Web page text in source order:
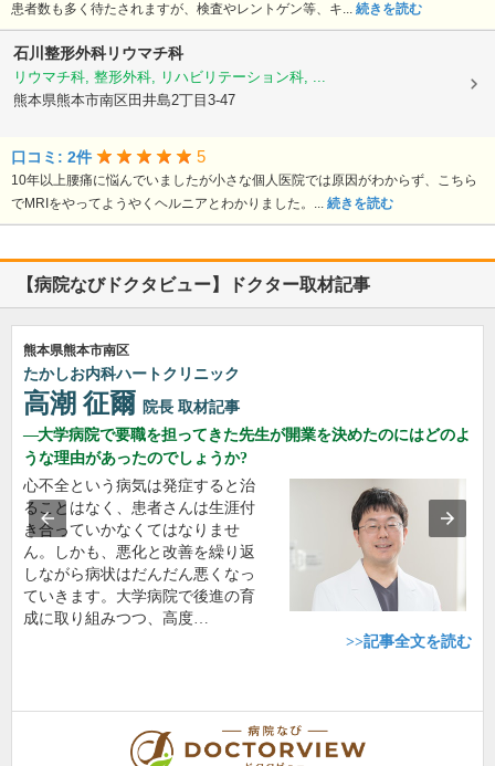
患者数も多く待たされますが、検査やレントゲン等、キ... 続きを読む
石川整形外科リウマチ科
リウマチ科, 整形外科, リハビリテーション科, ...
熊本県熊本市南区田井島2丁目3-47
口コミ: 2件 5
10年以上腰痛に悩んでいましたが小さな個人医院では原因がわからず、こちら
でMRIをやってようやくヘルニアとわかりました。... 続きを読む
【病院なびドクタビュー】ドクター取材記事
熊本県熊本市南区
たかしお内科ハートクリニック
高潮 征爾 院長 取材記事
大学病院で要職を担ってきた先生が開業を決めたのにはどのよ
うな理由があったのでしょうか?
心不全という病気は発症すると治
ることはなく、患者さんは生涯付
き合っていかなくてはなりませ
ん。しかも、悪化と改善を繰り返
しながら病状はだんだん悪くなっ
ていきます。大学病院で後進の育
成に取り組みつつ、高度…
>>記事全文を読む